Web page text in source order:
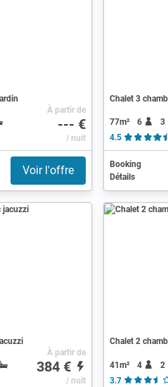
À partir de
--- €
/ nuit
Voir l'offre
Chalet 3
77m² 6 3
4.5
Booking
Détails
À partir de
384 €
/ nuit
Chalet 2
41m² 4 2
3.7